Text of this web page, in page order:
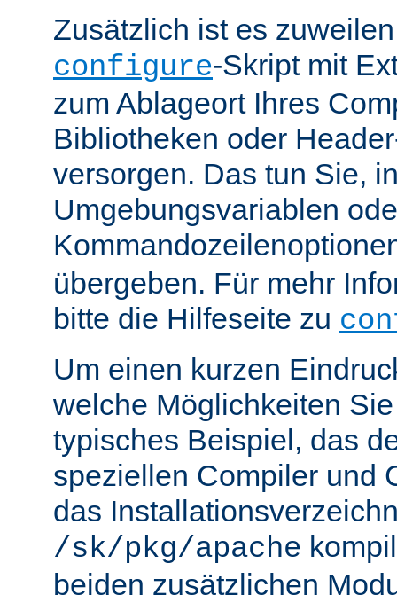
Zusätzlich ist es
configure-Skript mit
zum Ablageort Ihres
Bibliotheken oder
versorgen. Das tun Sie,
Umgebungsvariablen
übergeben. Für mehr
bitte die Hilfeseite zu
Um einen kurzen
welche Möglichkeiten
typisches Beispiel, das
speziellen Compiler und
das
/sk/pkg/apache
beiden zusätzlichen